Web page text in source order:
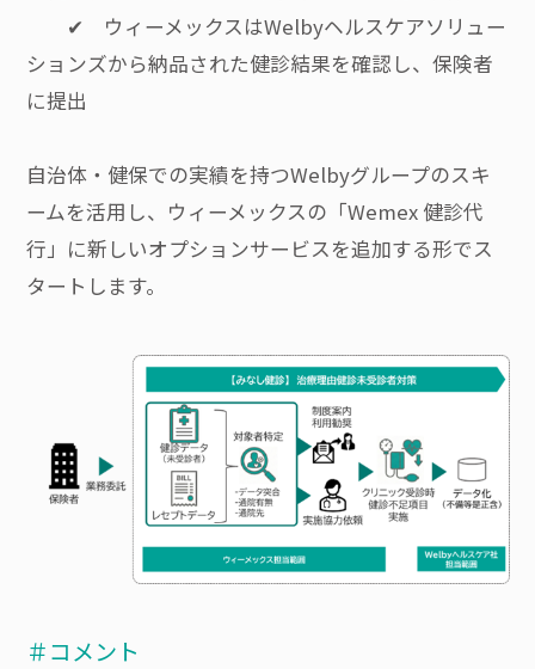
✔ ウィーメックスはWelbyヘルスケアソリュー
ションズから納品された健診結果を確認し、保険者
に提出
自治体・健保での実績を持つWelbyグループのスキ
ームを活用し、ウィーメックスの「Wemex 健診代
行」に新しいオプションサービスを追加する形でス
タートします。
＃コメント